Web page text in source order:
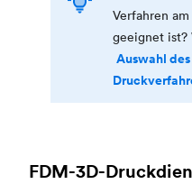
Verfahren
geeignet ist?
Auswahl
FDM-3D-